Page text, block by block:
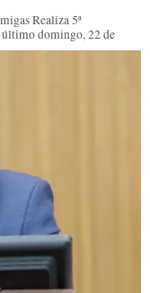
Realiza 5ª
último domingo, 22 de